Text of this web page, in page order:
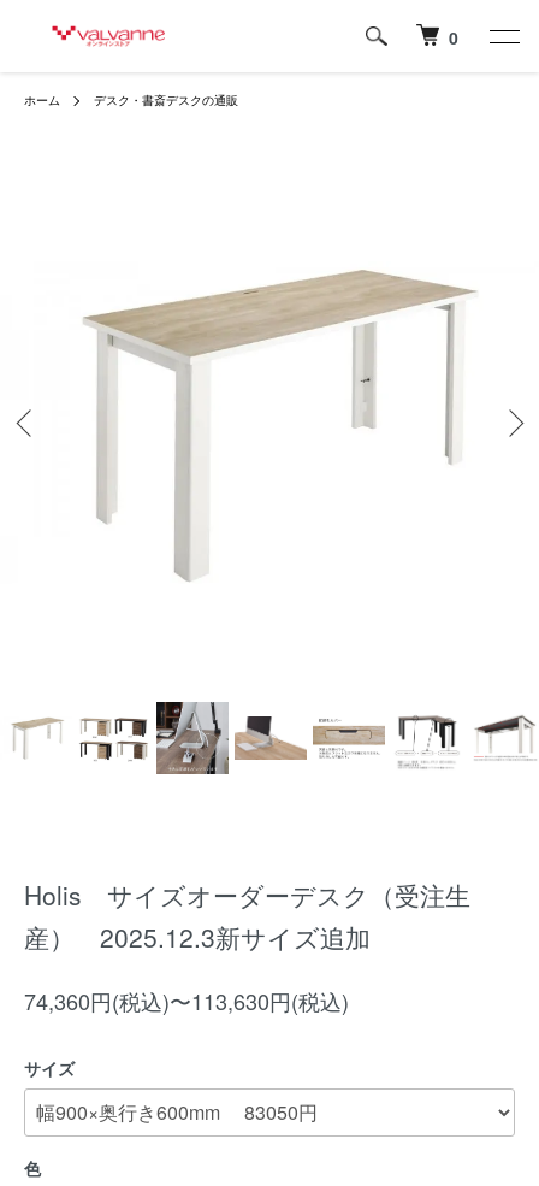
0
ホーム デスク・書斎デスクの通販
Holis サイズオーダーデスク（受注生
産） 2025.12.3新サイズ追加
74,360円(税込)〜113,630円(税込)
サイズ
色